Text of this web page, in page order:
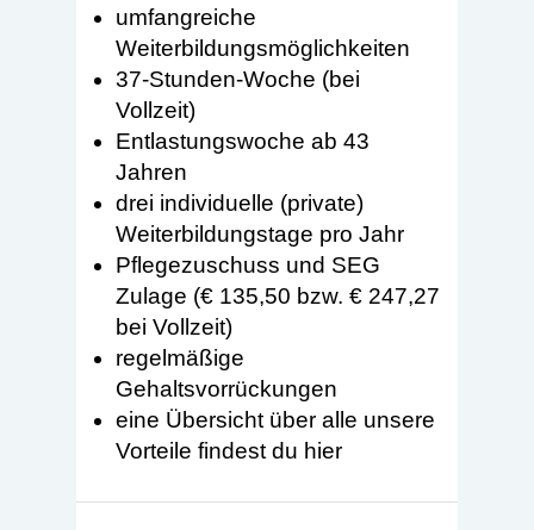
umfangreiche
Weiterbildungsmöglichkeiten
37-Stunden-Woche (bei
Vollzeit)
Entlastungswoche ab 43
Jahren
drei individuelle (private)
Weiterbildungstage pro Jahr
Pflegezuschuss und SEG
Zulage (€ 135,50 bzw. € 247,27
bei Vollzeit)
regelmäßige
Gehaltsvorrückungen
eine Übersicht über alle unsere
Vorteile findest du hier